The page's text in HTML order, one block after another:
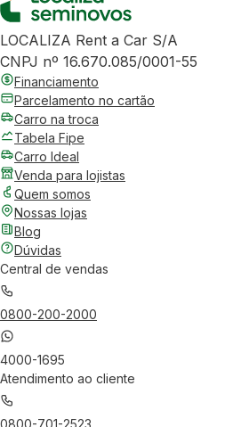
LOCALIZA Rent a Car S/A
CNPJ nº 16.670.085/0001-55
Financiamento
Parcelamento no cartão
Carro na troca
Tabela Fipe
Carro Ideal
Venda para lojistas
Quem somos
Nossas lojas
Blog
Dúvidas
Central de vendas
0800-200-2000
4000-1695
Atendimento ao cliente
0800-701-2523